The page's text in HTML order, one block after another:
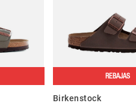
REBAJAS
Birkenstock